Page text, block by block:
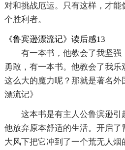
对和挑战厄运。只有这样，才
个胜利者。
《鲁宾逊漂流记》读后感13
有一本书，他教会了我坚
勇敢，有一本书。他教会了我
这么大的魔力呢？那就是著名
漂流记》
这本书是有主人公鲁滨逊引
他放弃原本舒适的生活。开启了
大风下把它冲到了一个荒无人